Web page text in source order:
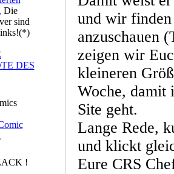
Die
sind
DES
!
und wir finden
anzuschauen
zeigen wir
kleineren
Woche, damit
Site geht.
Lange Rede,
und klickt
Eure CRS